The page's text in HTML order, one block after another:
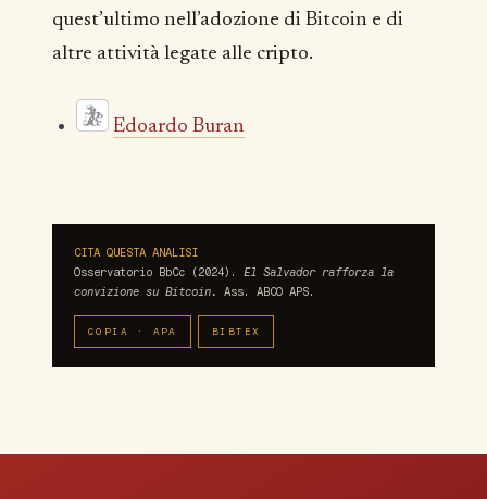
quest’ultimo nell’adozione di Bitcoin e di
altre attività legate alle cripto.
Edoardo Buran
CITA QUESTA ANALISI
Osservatorio BbCc (2024). El Salvador rafforza la
convizione su Bitcoin.
Ass. ABCO APS.
COPIA · APA BIBTEX